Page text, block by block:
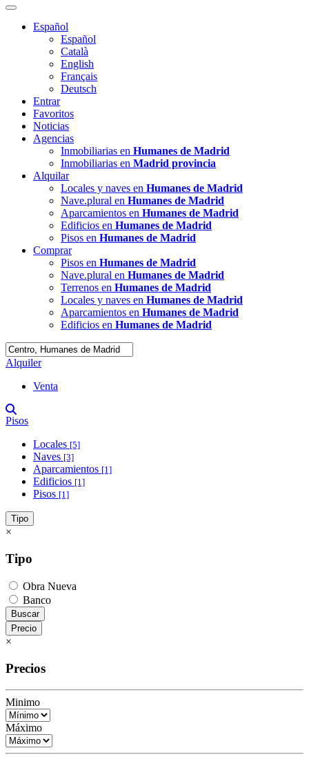
Español
Español
Català
English
Français
Deutsch
Entrar
Favoritos
Noticias
Agencias
Inmobiliarias en Humanes de Madrid
Inmobiliarias en Madrid provincia
Alquilar
Locales y naves en Humanes de Madrid
Nave.plural en Humanes de Madrid
Aparcamientos en Humanes de Madrid
Edificios en Humanes de Madrid
Pisos en Humanes de Madrid
Comprar
Pisos en Humanes de Madrid
Nave.plural en Humanes de Madrid
Terrenos en Humanes de Madrid
Locales y naves en Humanes de Madrid
Aparcamientos en Humanes de Madrid
Edificios en Humanes de Madrid
Alquiler
Venta
Pisos
Locales [5]
Naves [3]
Aparcamientos [1]
Edificios [1]
Pisos [1]
Tipo
×
Tipo
Obra Nueva
Banco
Buscar
Precio
×
Precios
Minimo
Máximo